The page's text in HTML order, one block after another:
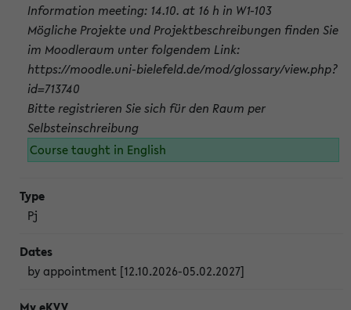
Information meeting: 14.10. at 16 h in W1-103
Mögliche Projekte und Projektbeschreibungen finden Sie
im Moodleraum unter folgendem Link:
https://moodle.uni-bielefeld.de/mod/glossary/view.php?
id=713740
Bitte registrieren Sie sich für den Raum per
Selbsteinschreibung
Course taught in English
Pj
by appointment [12.10.2026-05.02.2027]